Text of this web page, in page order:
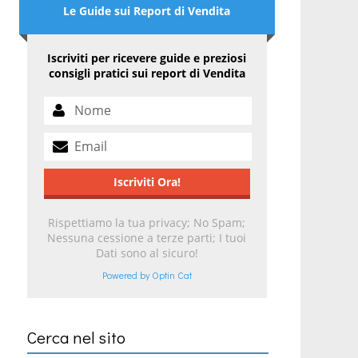
Le Guide sui Report di Vendita
Iscriviti per ricevere guide e preziosi
consigli pratici sui report di Vendita
Rispettiamo la tua privacy; No Spam;
Nessuna cessione a terze parti; I tuoi
Dati sono al sicuro!
Powered by Optin Cat
Cerca nel sito